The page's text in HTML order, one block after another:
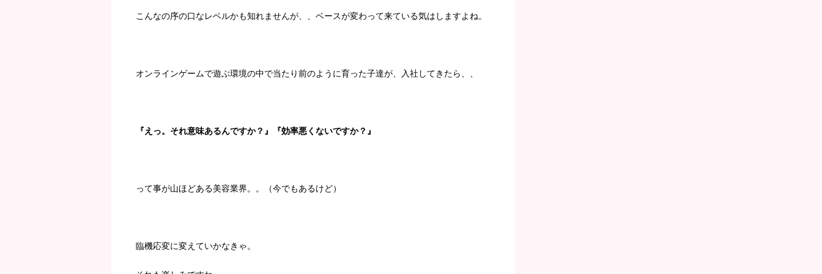
こんなの序の口なレベルかも知れませんが、、ベースが変わって来ている気はしますよね。
オンラインゲームで遊ぶ環境の中で当たり前のように育った子達が、入社してきたら、、
『えっ。それ意味あるんですか？』『効率悪くないですか？』
って事が山ほどある美容業界。。（今でもあるけど）
臨機応変に変えていかなきゃ。